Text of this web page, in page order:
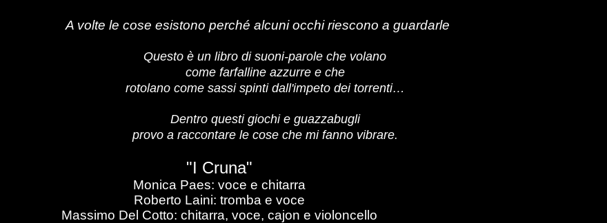
A volte le cose esistono perché alcuni occhi riescono a guardarle
Questo è un libro di suoni-parole che volano
come farfalline azzurre e che
rotolano come sassi spinti dall'impeto dei torrenti…
Dentro questi giochi e guazzabugli
provo a raccontare le cose che mi fanno vibrare.
"I Cruna"
Monica Paes: voce e chitarra
Roberto Laini: tromba e voce
Massimo Del Cotto: chitarra, voce, cajon e violoncello